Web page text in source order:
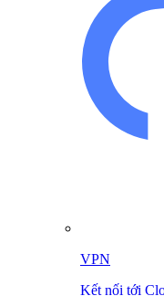
VPN
Kết nối tới